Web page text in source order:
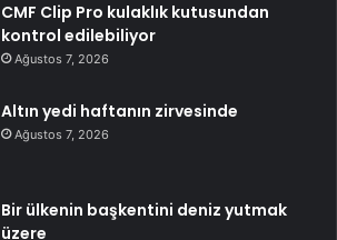
CMF Clip Pro kulaklık kutusundan
kontrol edilebiliyor
Ağustos 7, 2026
Altın yedi haftanın zirvesinde
Ağustos 7, 2026
Bir ülkenin başkentini deniz yutmak
üzere